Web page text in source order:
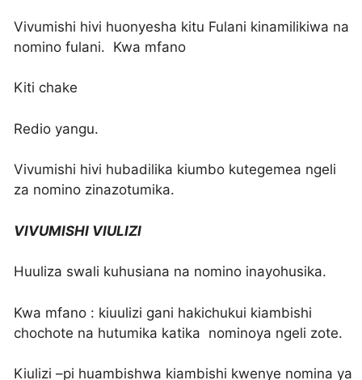
Vivumishi hivi huonyesha kitu Fulani kinamilikiwa na
nomino fulani. Kwa mfano
Kiti chake
Redio yangu.
Vivumishi hivi hubadilika kiumbo kutegemea ngeli
za nomino zinazotumika.
VIVUMISHI VIULIZI
Huuliza swali kuhusiana na nomino inayohusika.
Kwa mfano : kiuulizi gani hakichukui kiambishi
chochote na hutumika katika nominoya ngeli zote.
Kiulizi –pi huambishwa kiambishi kwenye nomina ya